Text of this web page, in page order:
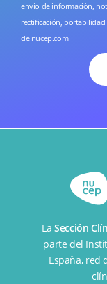
envío de información,
rectificación,
de nucep.com
LaSección
parte del
España, red